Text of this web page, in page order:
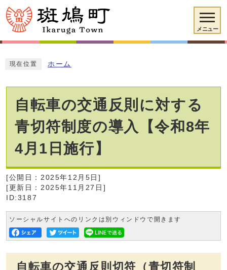
メニュー
現在位置 ホーム
自転車の交通反則に対する
青切符制度の導入【令和8年
4月1日施行】
[公開日：2025年12月5日]
[更新日：2025年11月27日]
ID:3187
ソーシャルサイトへのリンクは別ウィンドウで開きます
自転車の交通反則切符（青切符制